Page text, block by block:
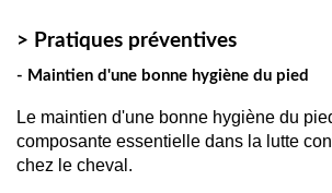
> Pratiques préventives
- Maintien d'une bonne hygiène du pied
Le maintien d'une bonne hygiène du
composante essentielle dans la lutte
chez le cheval.